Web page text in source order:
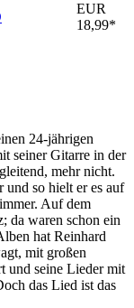
EUR
18,99*
24-jährigen
seiner Gitarre in der
mehr nicht.
und so hielt er es auf
Auf dem
da waren schon ein
hat Reinhard
mit großen
und seine Lieder mit
das Lied ist das